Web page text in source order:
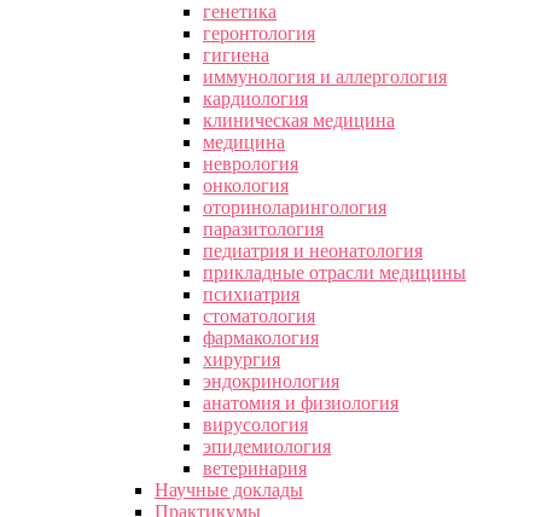
генетика
геронтология
гигиена
иммунология и аллергология
кардиология
клиническая медицина
медицина
неврология
онкология
оториноларингология
паразитология
педиатрия и неонатология
прикладные отрасли медицины
психиатрия
стоматология
фармакология
хирургия
эндокринология
анатомия и физиология
вирусология
эпидемиология
ветеринария
Научные доклады
Практикумы